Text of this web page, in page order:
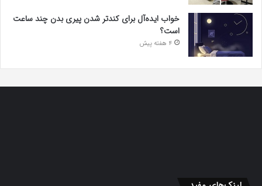
خواب ایده‌آل برای کندتر شدن پیری بدن چند ساعت
است؟
4 هفته پیش